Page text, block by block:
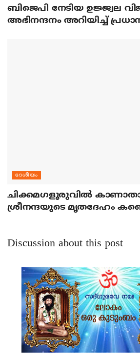
ബിജെപി നേടിയ ഉജ്ജ്വല
അഭിനന്ദനം അറിയിച്ച്
ദേശീയം
ചിക്കമഗളൂരുവില്‍
ശ്രീനന്ദയുടെ മൃതദേഹം
Discussion about this post